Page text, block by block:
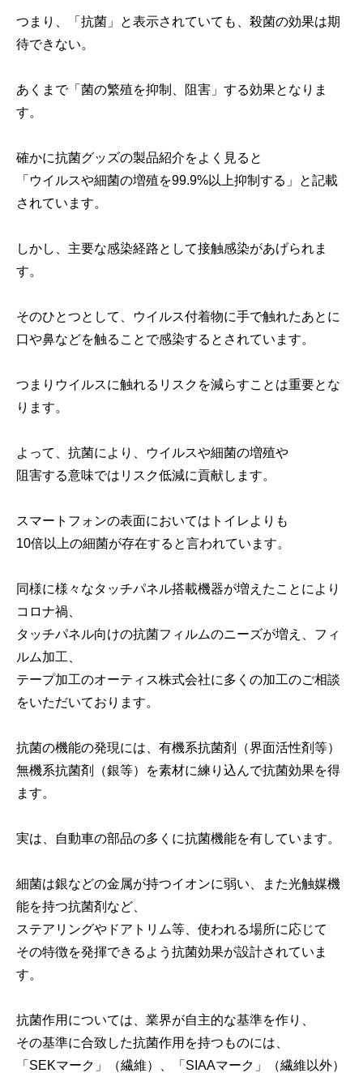
つまり、「抗菌」と表示されていても、殺菌の効果は期
待できない。
あくまで「菌の繁殖を抑制、阻害」する効果となりま
す。
確かに抗菌グッズの製品紹介をよく見ると
「ウイルスや細菌の増殖を99.9%以上抑制する」と記載
されています。
しかし、主要な感染経路として接触感染があげられま
す。
そのひとつとして、ウイルス付着物に手で触れたあとに
口や鼻などを触ることで感染するとされています。
つまりウイルスに触れるリスクを減らすことは重要とな
ります。
よって、抗菌により、ウイルスや細菌の増殖や
阻害する意味ではリスク低減に貢献します。
スマートフォンの表面においてはトイレよりも
10倍以上の細菌が存在すると言われています。
同様に様々なタッチパネル搭載機器が増えたことにより
コロナ禍、
タッチパネル向けの抗菌フィルムのニーズが増え、フィ
ルム加工、
テープ加工のオーティス株式会社に多くの加工のご相談
をいただいております。
抗菌の機能の発現には、有機系抗菌剤（界面活性剤等）
無機系抗菌剤（銀等）を素材に練り込んで抗菌効果を得
ます。
実は、自動車の部品の多くに抗菌機能を有しています。
細菌は銀などの金属が持つイオンに弱い、また光触媒機
能を持つ抗菌剤など、
ステアリングやドアトリム等、使われる場所に応じて
その特徴を発揮できるよう抗菌効果が設計されていま
す。
抗菌作用については、業界が自主的な基準を作り、
その基準に合致した抗菌作用を持つものには、
「SEKマーク」（繊維）、「SIAAマーク」（繊維以外）